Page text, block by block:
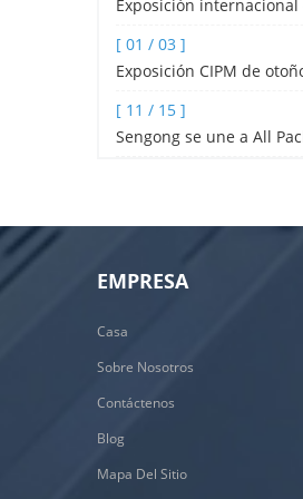
Exposición internacional
Shenzhen 2024
[ 01 / 03 ]
Exposición CIPM de
[ 11 / 15 ]
Sengong se une a All
EMPRESA
Casa
Sobre Nosotros
Contáctenos
Blog
Mapa Del Sitio